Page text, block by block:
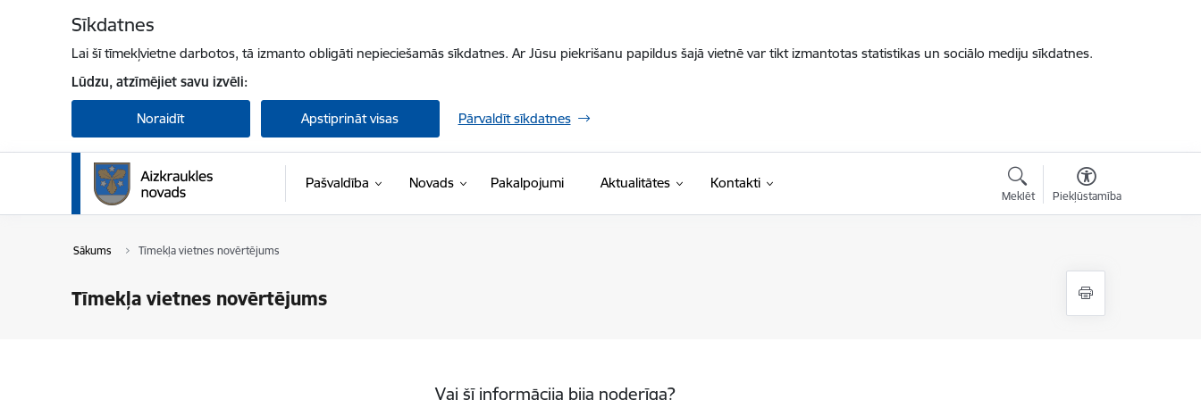
Sīkdatnes
Lai šī tīmekļvietne darbotos, tā izmanto obligāti nepieciešamās sīkdatnes. Ar Jūsu piekrišanu papildus šajā vietnē var tikt izmantotas statistikas un sociālo mediju sīkdatnes.
Lūdzu, atzīmējiet savu izvēli:
Noraidīt Apstiprināt visas Pārvaldīt sīkdatnes
Pašvaldība Novads Pakalpojumi Aktualitātes Kontakti
Meklēt Piekļūstamība
Sākums Tīmekļa vietnes novērtējums
Tīmekļa vietnes novērtējums
Vai šī informācija bija noderīga?